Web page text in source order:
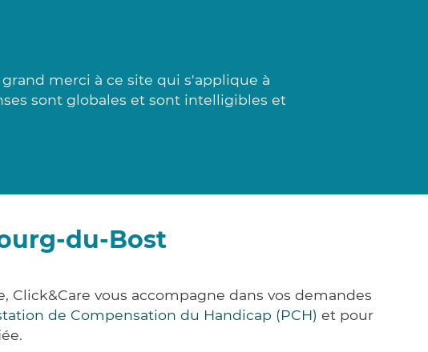
merci à ce site qui s'applique à
sont globales et sont intelligibles et
du-Bost
vous accompagne dans vos demandes
de Compensation du Handicap (PCH) et pour